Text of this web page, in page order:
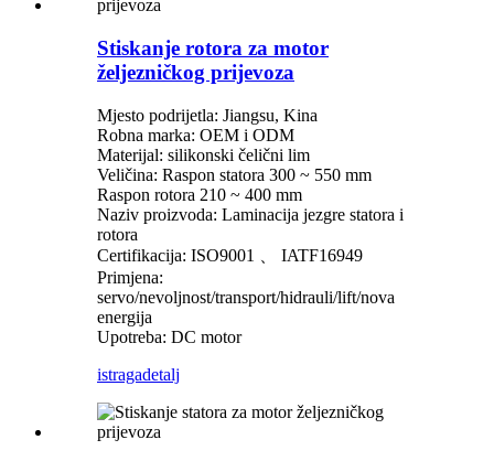
Stiskanje rotora za motor
željezničkog prijevoza
Mjesto podrijetla: Jiangsu, Kina
Robna marka: OEM i ODM
Materijal: silikonski čelični lim
Veličina: Raspon statora 300 ~ 550 mm
Raspon rotora 210 ~ 400 mm
Naziv proizvoda: Laminacija jezgre statora i
rotora
Certifikacija: ISO9001 、 IATF16949
Primjena:
servo/nevoljnost/transport/hidrauli/lift/nova
energija
Upotreba: DC motor
istragadetalj